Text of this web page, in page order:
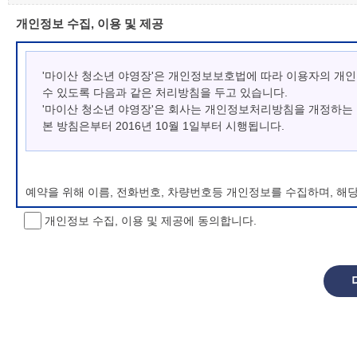
개인정보 수집, 이용 및 제공
'마이산 청소년 야영장'은 개인정보보호법에 따라 이용자의 개
수 있도록 다음과 같은 처리방침을 두고 있습니다.
'마이산 청소년 야영장'은 회사는 개인정보처리방침을 개정하
본 방침은부터 2016년 10월 1일부터 시행됩니다.
예약을 위해 이름, 전화번호, 차량번호등 개인정보를 수집하며, 해
개인정보 처리방침 변경
개인정보 수집, 이용 및 제공에 동의합니다.